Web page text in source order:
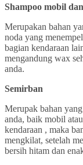
Shampoo mobil
Merupakan bahan
noda yang
bagian kendaraan
mengandung wax
anda.
Semirban
Merupak bahan
anda, baik mobil
kendaraan , maka
mengkilat, setelah
bersih hitam dan